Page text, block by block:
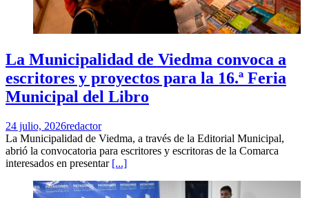
La Municipalidad de Viedma convoca a
escritores y proyectos para la 16.ª Feria
Municipal del Libro
24 julio, 2026redactor
La Municipalidad de Viedma, a través de la Editorial Municipal,
abrió la convocatoria para escritores y escritoras de la Comarca
interesados en presentar [...]